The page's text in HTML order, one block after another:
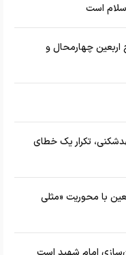
است
در طرح اربعین چهارمحال و
تکرار یک خطای
با محوریت «مثلی